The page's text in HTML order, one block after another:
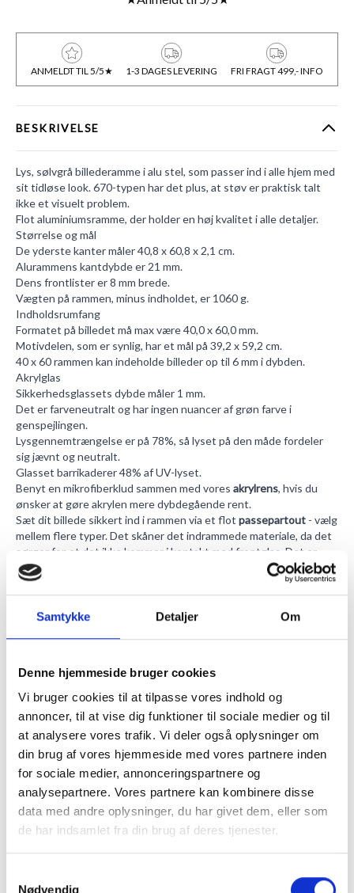
Samtykke Detaljer Om
Denne hjemmeside bruger cookies
Vi bruger cookies til at tilpasse vores indhold og
annoncer, til at vise dig funktioner til sociale medier og til
at analysere vores trafik. Vi deler også oplysninger om
din brug af vores hjemmeside med vores partnere inden
for sociale medier, annonceringspartnere og
analysepartnere. Vores partnere kan kombinere disse
data med andre oplysninger, du har givet dem, eller som
de har indsamlet fra din brug af deres tjenester.
Nødvendig
ANMELDT TIL 5/5★ 1-3 DAGES LEVERING FRI FRAGT 499,- INFO
BESKRIVELSE
Lys, sølvgrå billederamme i alu stel, som passer ind i alle hjem med
sit tidløse look. 670-typen har det plus, at støv er praktisk talt
ikke et visuelt problem.
Flot aluminiumsramme, der holder en høj kvalitet i alle detaljer.
Størrelse og mål
De yderste kanter måler 40,8 x 60,8 x 2,1 cm.
Alurammens kantdybde er 21 mm.
Dens frontlister er 8 mm brede.
Vægten på rammen, minus indholdet, er 1060 g.
Indholdsrumfang
Formatet på billedet må max være 40,0 x 60,0 mm.
Motivdelen, som er synlig, har et mål på 39,2 x 59,2 cm.
40 x 60 rammen kan indeholde billeder op til 6 mm i dybden.
Akrylglas
Sikkerhedsglassets dybde måler 1 mm.
Det er farveneutralt og har ingen nuancer af grøn farve i
genspejlingen.
Lysgennemtrængelse er på 78%, så lyset på den måde fordeler
sig jævnt og neutralt.
Glasset barrikaderer 48% af UV-lyset.
Benyt en mikrofiberklud sammen med vores akrylrens, hvis du
ønsker at gøre akrylen mere dybdegående rent.
Sæt dit billede sikkert ind i rammen via et flot passepartout - vælg
mellem flere typer. Det skåner det indrammede materiale, da det
sørger for, at det ikke kommer i kontakt med frontglas. Det er
også en smart måde at udstille sit billede på.
Rammemontering
Det er fuldstændigt dit eget valg om din nye PhoEcoramme skal
hænge vertikalt eller horisontalt. Bag på rammesiden har vi sat
forbliver det centralt i rammen.
Lignende billede rammer
Se vores udvalg af alurammer
HER
MERE INFORMATION
ANMELDELSER